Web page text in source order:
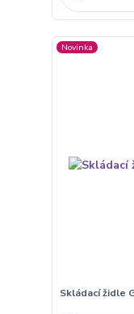
Novinka
Skládací židle